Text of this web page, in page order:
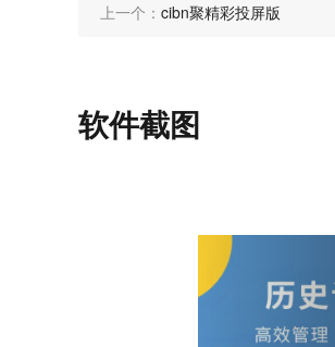
上一个： cibn聚精彩投屏版
软件截图